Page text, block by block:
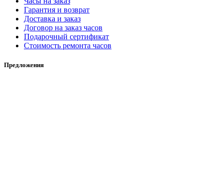
Гарантия и возврат
Доставка и заказ
Договор на заказ часов
Подарочный сертификат
Стоимость ремонта часов
Предложения